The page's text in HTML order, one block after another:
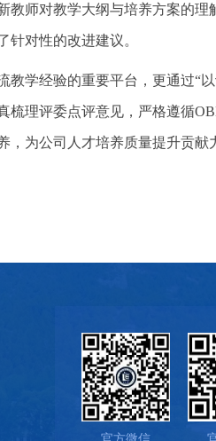
师对教学大纲与培养方案的
对性的改进建议。
学经验的重要平台，更通过“
理评委点评意见，严格遵循
为公司人才培养质量提升贡献